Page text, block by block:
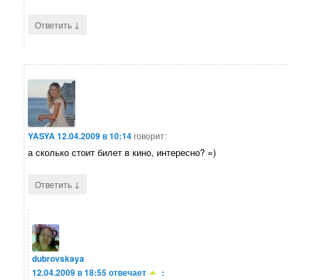
Ответить ↓
YASYA12.04.2009 в 10:14говорит:
а сколько стоит билет в кино, интересно? =)
Ответить ↓
dubrovskaya
12.04.2009 в 18:55отвечает :